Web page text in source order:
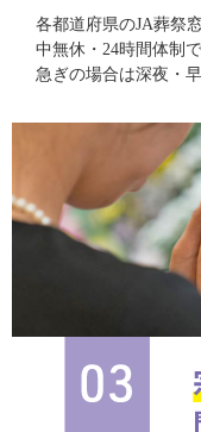
各都道府県のJA葬祭
中無休・24時間体制
急ぎの場合は深夜・